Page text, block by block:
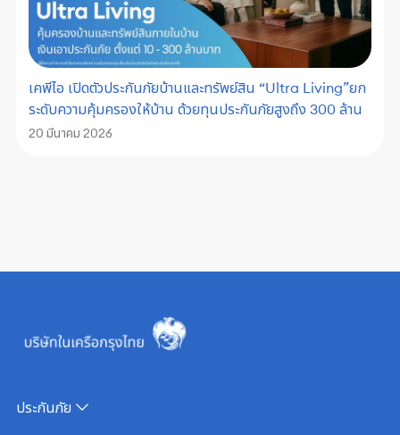
เคพีไอ เปิดตัวประกันภัยบ้านและทรัพย์สิน “Ultra Living”ยก
ระดับความคุ้มครองให้บ้าน ด้วยทุนประกันภัยสูงถึง 300 ล้าน
20 มีนาคม 2026
ประกันภัย